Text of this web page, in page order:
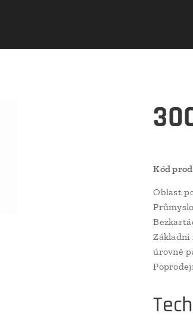
Kód
Oblast
Základní
úrovně